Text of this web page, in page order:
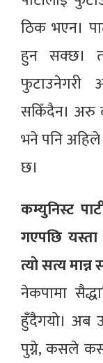
ठिक भएन।
हुन सक्छ।
फुटाउनेगरी
सकिँदैन। अरु
भने पनि
छ।
कम्युनिस्ट
गएपछि
त्यो सत्य
नेकपामा
हुँदैगयो। अब
पुग्ने, कसले